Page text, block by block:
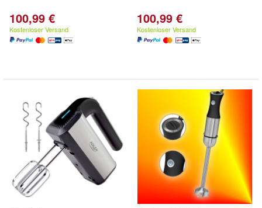
100,99 €
Kostenloser Versand
100,99 €
Kostenloser Versand